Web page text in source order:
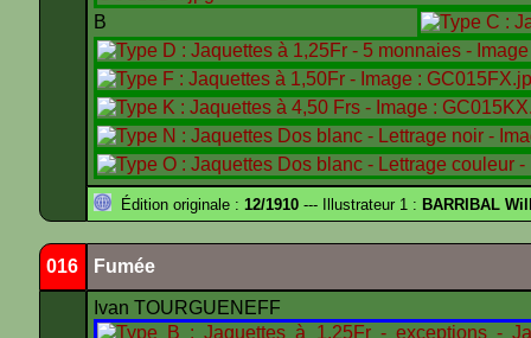
B
Édition originale : 12/1910 --- Illustrateur 1 : BARRIBAL
016 Fumée
Ivan TOURGUENEFF